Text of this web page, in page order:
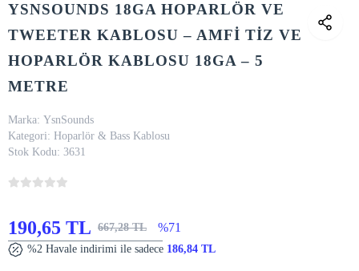
YSNSOUNDS 18GA HOPARLÖR VE
TWEETER KABLOSU – AMFİ TİZ VE
HOPARLÖR KABLOSU 18GA – 5
METRE
Marka: YsnSounds
Kategori: Hoparlör & Bass Kablosu
Stok Kodu: 3631
190,65 TL 667,28 TL %71
%2 Havale indirimi ile sadece 186,84 TL